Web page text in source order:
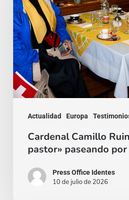
Actualidad Europa
un
«fiel
pastor»
paseando
por
los
Cardenal Camillo
pastor» paseando
Press Office Identes
10 de julio de 2026